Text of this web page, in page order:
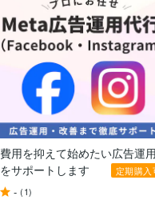
費用を抑えて始めたい広告運用
をサポートします
定期購入
- (1)